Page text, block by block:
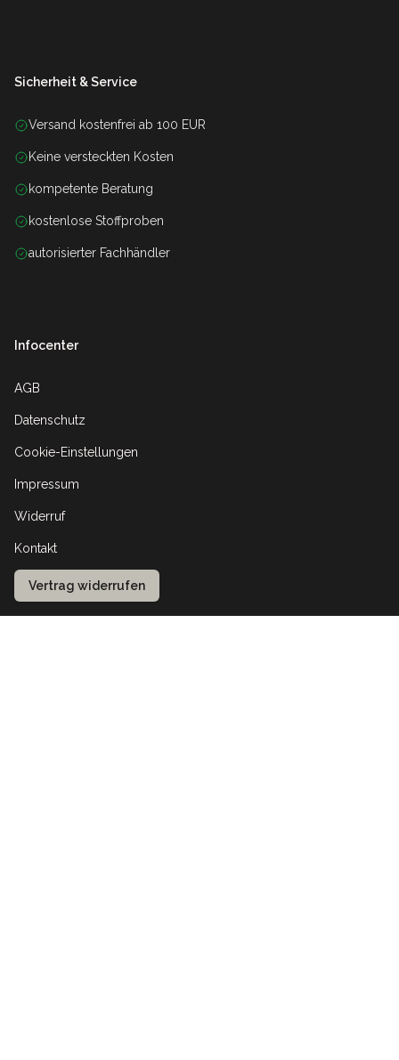
Sicherheit & Service
Versand kostenfrei ab 100 EUR
Keine versteckten Kosten
kompetente Beratung
kostenlose Stoffproben
autorisierter Fachhändler
Infocenter
AGB
Datenschutz
Cookie-Einstellungen
Impressum
Widerruf
Kontakt
Vertrag widerrufen